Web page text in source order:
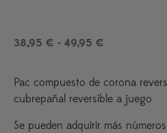
avaloración
38,95 € - 49,95 €
Pac compuesto de corona
cubrepañal reversible a juego
Se pueden adquirir más